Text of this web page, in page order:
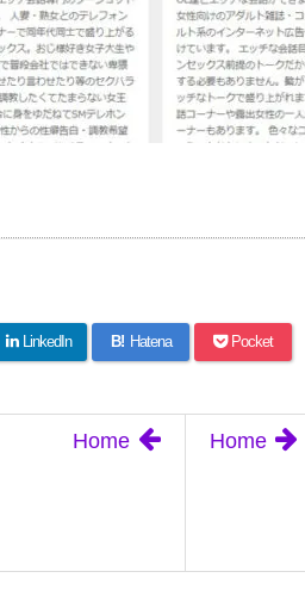
LinkedIn B! Hatena Pocket
Home
Home